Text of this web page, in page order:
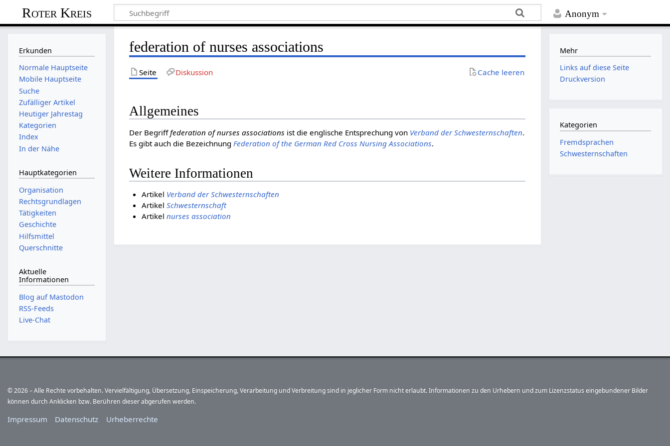
Anonym
Roter Kreis
federation of nurses associations
Seite Diskussion Cache leeren
Allgemeines
Der Begrifffederation of nurses associations ist die englische Entsprechung von Verband der Schwesternschaften.
Es gibt auch die BezeichnungFederation of the German Red Cross Nursing Associations.
Weitere Informationen
Artikel Verband der Schwesternschaften
Artikel Schwesternschaft
Artikel nurses association
Erkunden
Normale Hauptseite
Mobile Hauptseite
Suche
Zufälliger Artikel
Heutiger Jahrestag
Kategorien
Index
In der Nähe
Hauptkategorien
Organisation
Rechtsgrundlagen
Tätigkeiten
Geschichte
Hilfsmittel
Querschnitte
Aktuelle
Informationen
Blog auf Mastodon
RSS-Feeds
Live-Chat
Mehr
Links auf diese Seite
Druckversion
Kategorien
Fremdsprachen
Schwesternschaften
© 2026 – Alle Rechte vorbehalten. Vervielfältigung, Übersetzung, Einspeicherung, Verarbeitung und Verbreitung sind in jeglicher Form nicht erlaubt. Informationen zu den Urhebern und zum Lizenzstatus eingebundener Bilder
können durch Anklicken bzw. Berühren dieser abgerufen werden.
Impressum Datenschutz Urheberrechte